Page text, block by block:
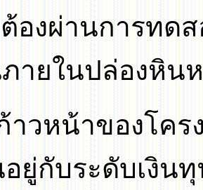
ต้องผ่านการทด
ภายในปล่องหิน
าวหน้าของโคร
ยู่กับระดับเงิน